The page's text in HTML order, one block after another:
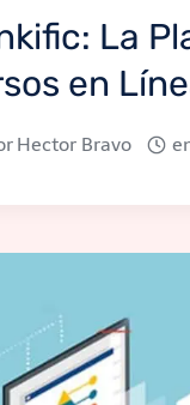
La
en
Hector Bravo